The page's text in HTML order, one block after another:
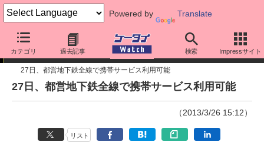
Powered by Translate
カテゴリ 過去記事 検索 Impressサイト
ニュース
27日、都営地下鉄全線で携帯サービス利用可能
27日、都営地下鉄全線で携帯サービス利用可能
（2013/3/26 15:12）
リスト